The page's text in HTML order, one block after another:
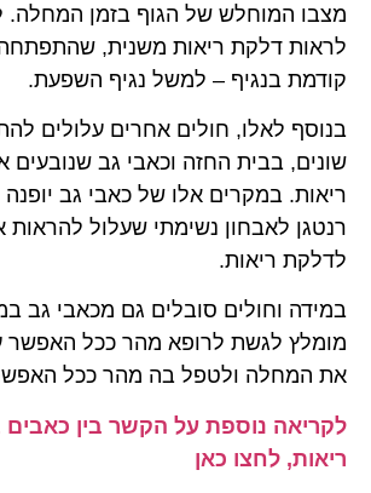
מצבו המוחלש של הגוף בזמן המחלה.
לראות דלקת ריאות משנית,
קודמת בנגיף – למשל נגיף השפעת.
בנוסף לאלו, חולים אחרים עלולים
שונים, בבית החזה וכאבי גב שנובעים
ריאות. במקרים אלו של כאבי גב
רנטגן לאבחון נשימתי שעלול להראות
לדלקת ריאות.
במידה וחולים סובלים גם מכאבי גב
מומלץ לגשת לרופא מהר ככל האפשר
את המחלה ולטפל בה מהר ככל
לקריאה נוספת על הקשר בין
ריאות, לחצו כאן